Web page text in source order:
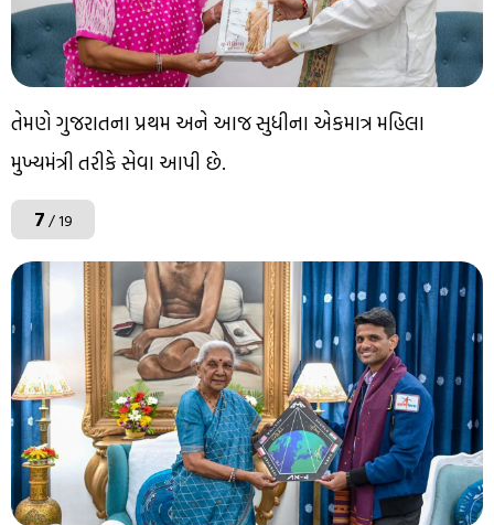
તેમણે ગુજરાતના પ્રથમ અને આજ સુધીના એકમાત્ર મહિલા
મુખ્યમંત્રી તરીકે સેવા આપી છે.
7/ 19